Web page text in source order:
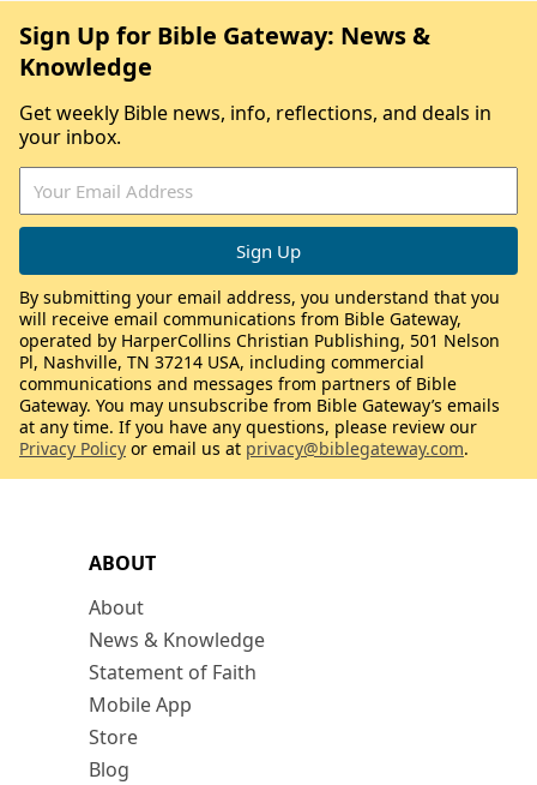
ABOUT
About
News & Knowledge
Statement of Faith
Mobile App
Store
Blog
Sign Up for Bible Gateway: News &
Knowledge
Get weekly Bible news, info, reflections, and deals in
your inbox.
By submitting your email address, you understand that you
will receive email communications from Bible Gateway,
operated by HarperCollins Christian Publishing, 501 Nelson
Pl, Nashville, TN 37214 USA, including commercial
communications and messages from partners of Bible
Gateway. You may unsubscribe from Bible Gateway’s emails
at any time. If you have any questions, please review our
Privacy Policy or email us at privacy@biblegateway.com.